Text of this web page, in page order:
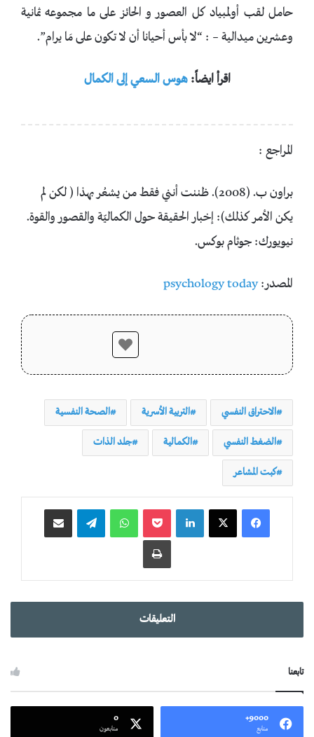
حامل لقب أولمبياد كل العصور و الحائز على ما مجموعه ثمانية
وعشرين ميدالية – : “لا بأس أحيانا أن لا تكون على مَا يرام”.
اقرأ ايضاً:هوس السعي إلى الكمال
المراجع :
براون ب. (2008). ظننت أنني فقط من يشعُر بهذا ( لكن لم
يكن الأمر كذلك): إخبار الحقيقة حول الكماليّة والقصور والقوة.
نيويورك: جوثام بوكس.
المصدر:psychology today
الاحتراق النفسي التربية الأسرية الصحة النفسية
الضغط النفسي الكمالية جلد الذات
كبت المشاعر
واتساب
التعليقات
تابعنا
9000+
متابع
0
متابعون